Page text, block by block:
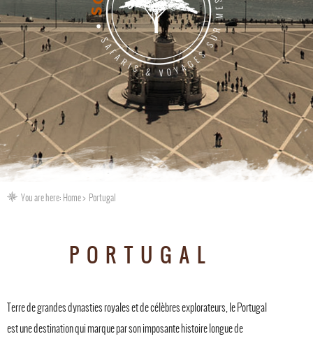
You are here: Home Portugal
PORTUGAL
Terre de grandes dynasties royales et de célèbres explorateurs, le Portugal
est une destination qui marque par son imposante histoire longue de